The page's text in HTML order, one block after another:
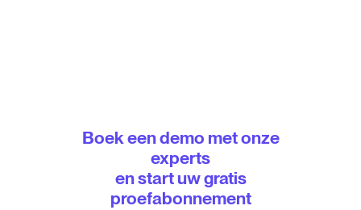
Boek een demo met onze
experts
en start uw gratis
proefabonnement